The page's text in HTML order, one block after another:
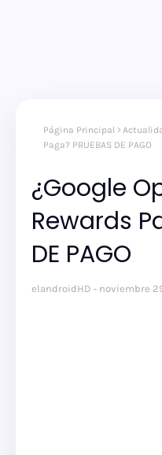
Página Principal
Paga? PRUEBAS DE PAGO
¿Google
Rewards
DE PAGO
elandroidHD noviembre